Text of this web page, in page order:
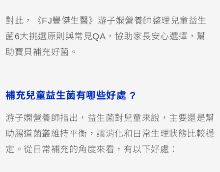
對此，《FJ豐傑生醫》游子嫻營養師整理兒童益生
菌6大挑選原則與常見QA，協助家長安心選擇，幫
助寶貝補充好菌。
補充兒童益生菌有哪些好處 ?
游子嫻營養師指出，益生菌對兒童來說，主要還是幫
助腸道菌叢維持平衡，讓消化和日常生理狀態比較穩
定。從日常補充的角度來看，有以下好處：